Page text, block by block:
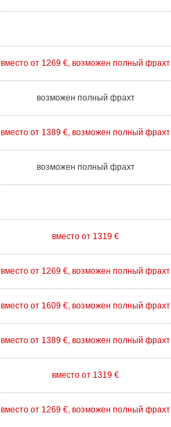
вместо от 1269 €, возможен полный фрахт
возможен полный фрахт
вместо от 1389 €, возможен полный фрахт
возможен полный фрахт
вместо от 1319 €
вместо от 1269 €, возможен полный фрахт
вместо от 1609 €, возможен полный фрахт
вместо от 1389 €, возможен полный фрахт
вместо от 1319 €
вместо от 1269 €, возможен полный фрахт